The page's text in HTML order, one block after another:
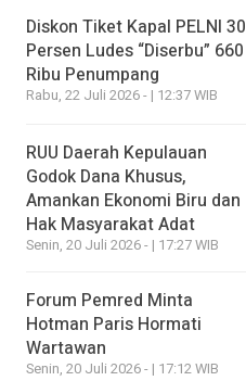
Diskon Tiket Kapal PELNI 30
Persen Ludes “Diserbu” 660
Ribu Penumpang
Rabu, 22 Juli 2026 - | 12:37 WIB
RUU Daerah Kepulauan
Godok Dana Khusus,
Amankan Ekonomi Biru dan
Hak Masyarakat Adat
Senin, 20 Juli 2026 - | 17:27 WIB
Forum Pemred Minta
Hotman Paris Hormati
Wartawan
Senin, 20 Juli 2026 - | 17:12 WIB